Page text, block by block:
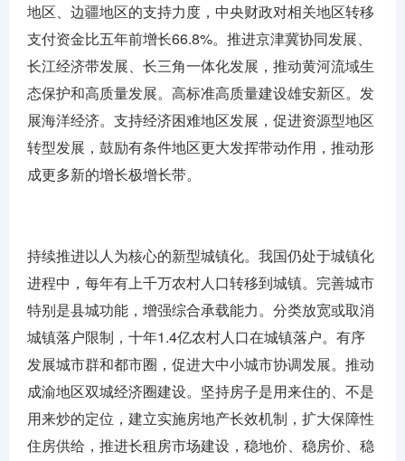
地区、边疆地区的支持力度，中央财政对相关地区转移
支付资金比五年前增长66.8%。推进京津冀协同发展、
长江经济带发展、长三角一体化发展，推动黄河流域生
态保护和高质量发展。高标准高质量建设雄安新区。发
展海洋经济。支持经济困难地区发展，促进资源型地区
转型发展，鼓励有条件地区更大发挥带动作用，推动形
成更多新的增长极增长带。
持续推进以人为核心的新型城镇化。我国仍处于城镇化
进程中，每年有上千万农村人口转移到城镇。完善城市
特别是县城功能，增强综合承载能力。分类放宽或取消
城镇落户限制，十年1.4亿农村人口在城镇落户。有序
发展城市群和都市圈，促进大中小城市协调发展。推动
成渝地区双城经济圈建设。坚持房子是用来住的、不是
用来炒的定位，建立实施房地产长效机制，扩大保障性
住房供给，推进长租房市场建设，稳地价、稳房价、稳